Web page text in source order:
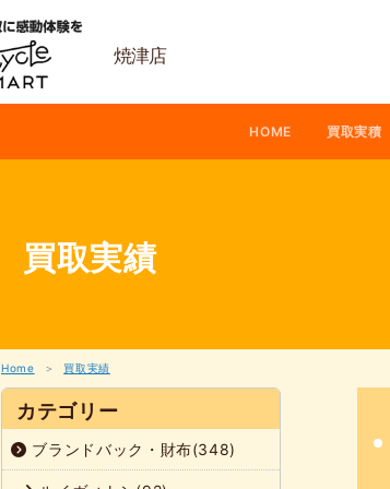
焼津店
HOME 買取実積
買取実績
Home 買取実績
カテゴリー
ブランドバック・財布(348)